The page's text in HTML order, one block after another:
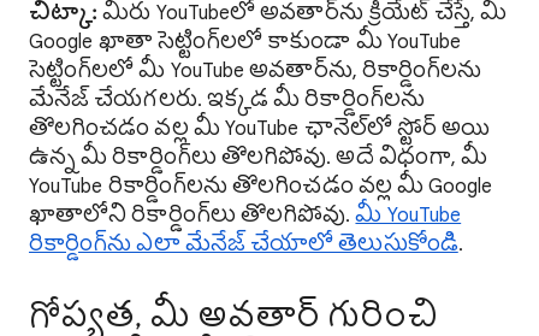
చిట్కా:మీరు YouTubeలో అవతార్‌ను క్రియేట్ చేస్తే, మీ
Google ఖాతా సెట్టింగ్‌లలో కాకుండా మీ YouTube
సెట్టింగ్‌లలో మీ YouTube అవతార్‌ను, రికార్డింగ్‌లను
మేనేజ్ చేయగలరు. ఇక్కడ మీ రికార్డింగ్‌లను
తొలగించడం వల్ల మీ YouTube ఛానెల్‌లో స్టోర్ అయి
ఉన్న మీ రికార్డింగ్‌లు తొలగిపోవు. అదే విధంగా, మీ
YouTube రికార్డింగ్‌లను తొలగించడం వల్ల మీ Google
ఖాతాలోని రికార్డింగ్‌లు తొలగిపోవు.మీ YouTube
రికార్డింగ్‌ను ఎలా మేనేజ్ చేయాలో తెలుసుకోండి.
గోప్యత, మీ అవతార్ గురించి